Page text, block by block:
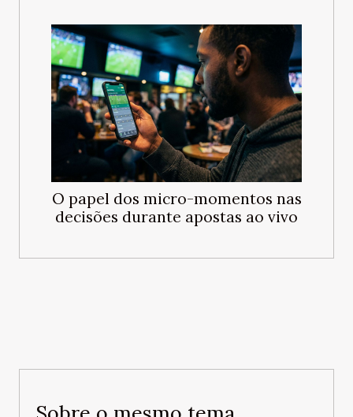
O papel dos micro-momentos nas
decisões durante apostas ao vivo